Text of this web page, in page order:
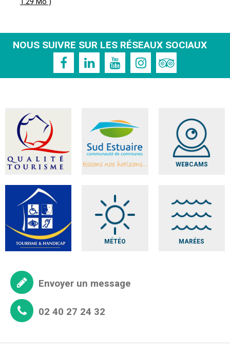
NOUS SUIVRE SUR LES RÉSEAUX SOCIAUX
WEBCAMS
MÉTÉO MARÉES
Envoyer un message
02 40 27 24 32